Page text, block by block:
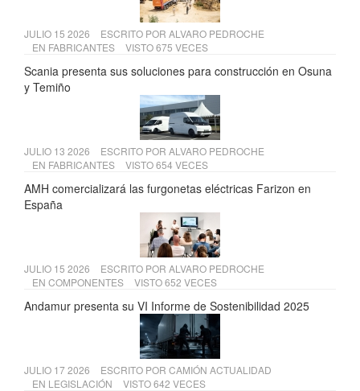
JULIO 15 2026 ESCRITO POR ALVARO PEDROCHE
EN FABRICANTES VISTO 675 VECES
Scania presenta sus soluciones para construcción en Osuna
y Temiño
JULIO 13 2026 ESCRITO POR ALVARO PEDROCHE
EN FABRICANTES VISTO 654 VECES
AMH comercializará las furgonetas eléctricas Farizon en
España
JULIO 15 2026 ESCRITO POR ALVARO PEDROCHE
EN COMPONENTES VISTO 652 VECES
Andamur presenta su VI Informe de Sostenibilidad 2025
JULIO 17 2026 ESCRITO POR CAMIÓN ACTUALIDAD
EN LEGISLACIÓN VISTO 642 VECES